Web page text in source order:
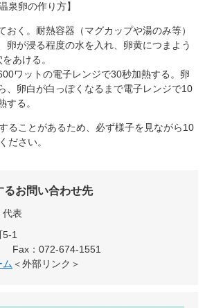
泉卵の作り方】
おく。耐熱容器（マグカップや湯のみ等）
卵が浸る程度の水を入れ、卵黄につまよう
あける。
ワットの電子レンジで30秒加熱する。卵
、卵白が白っぽくなるまで電子レンジで10
する。
ることがあるため、必ず様子を見ながら10
ださい。
るお問い合わせ先
代表
1
Fax：072-674-1551
ム ＜外部リンク＞